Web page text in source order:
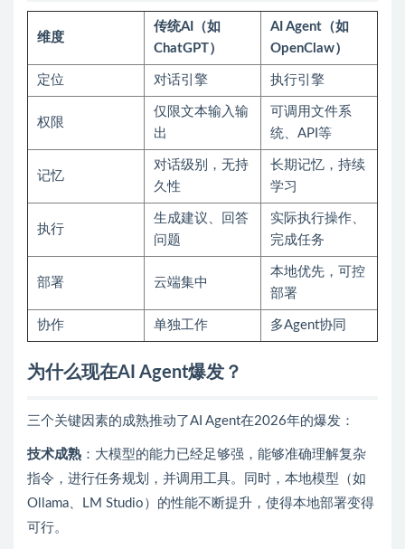
维度
传统AI（如
ChatGPT）
AI Agent（如
OpenClaw）
定位 对话引擎 执行引擎
权限
仅限文本输入输
出
可调用文件系
统、API等
记忆
对话级别，无持
久性
长期记忆，持续
学习
执行
生成建议、回答
问题
实际执行操作、
完成任务
部署 云端集中
本地优先，可控
部署
协作 单独工作 多Agent协同
为什么现在AI Agent爆发？
三个关键因素的成熟推动了AI Agent在2026年的爆发：
技术成熟 ：大模型的能力已经足够强，能够准确理解复杂
指令，进行任务规划，并调用工具。同时，本地模型（如
Ollama、LM Studio）的性能不断提升，使得本地部署变得
可行。